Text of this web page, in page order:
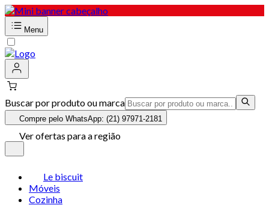
Menu
Buscar por produto ou marca
Compre pelo WhatsApp: (21) 97971-2181
Ver ofertas para a região
Le biscuit
Móveis
Cozinha